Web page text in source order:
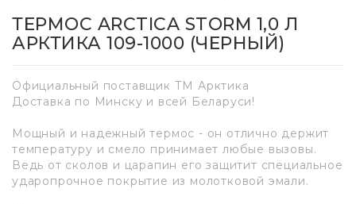
ТЕРМОС ARCTICA STORM 1,0 Л
АРКТИКА 109-1000 (ЧЕРНЫЙ)
Официальный поставщик ТМ Арктика
Доставка по Минску и всей Беларуси!
Мощный и надежный термос - он отлично держит
температуру и смело принимает любые вызовы.
Ведь от сколов и царапин его защитит специальное
ударопрочное покрытие из молотковой эмали.